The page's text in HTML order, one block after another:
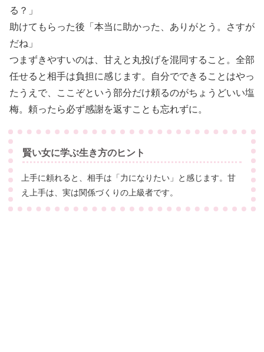
る？」
助けてもらった後「本当に助かった、ありがとう。さすが
だね」
つまずきやすいのは、甘えと丸投げを混同すること。全部
任せると相手は負担に感じます。自分でできることはやっ
たうえで、ここぞという部分だけ頼るのがちょうどいい塩
梅。頼ったら必ず感謝を返すことも忘れずに。
賢い女に学ぶ生き方のヒント
上手に頼れると、相手は「力になりたい」と感じます。甘
え上手は、実は関係づくりの上級者です。